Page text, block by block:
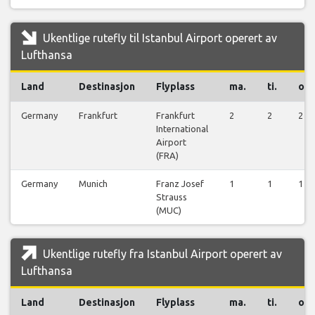
Ukentlige rutefly til Istanbul Airport operert av
Lufthansa
Land Destinasjon Flyplass ma. ti. on.
Germany Frankfurt
Frankfurt
International
Airport
(FRA)
2 2 2
Germany Munich
Franz Josef
Strauss
(MUC)
1 1 1
Ukentlige rutefly fra Istanbul Airport operert av
Lufthansa
Land Destinasjon Flyplass ma. ti. on.